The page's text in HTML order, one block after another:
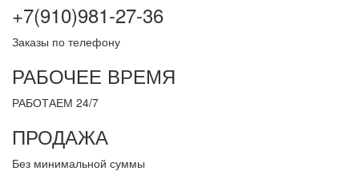
+7(910)981-27-36
Заказы по телефону
РАБОЧЕЕ ВРЕМЯ
РАБОТАЕМ 24/7
ПРОДАЖА
Без минимальной суммы